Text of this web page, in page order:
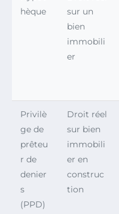
hèque
sur un
bien
immobili
er
Privilè
ge de
prêteu
r de
denier
s
(PPD)
Droit réel
sur bien
immobili
er en
construc
tion